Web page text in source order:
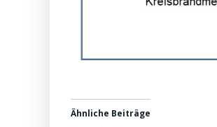
Ähnliche Beiträge